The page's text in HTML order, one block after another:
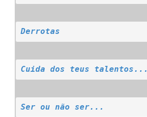
Derrotas
Cuida dos teus talentos...
Ser ou não ser...